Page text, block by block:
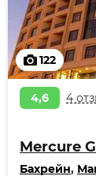
122
4,6 4
Mercure
Бахрейн,